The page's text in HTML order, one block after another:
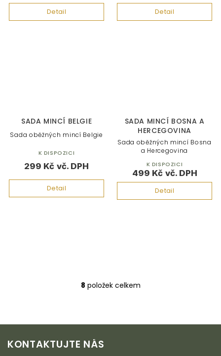
Detail Detail
SADA MINCÍ BELGIE
299 Kč
Detail
Sada oběžných mincí Belgie
K DISPOZICI
SADA MINCÍ BOSNA A
HERCEGOVINA
499 Kč
Detail
Sada oběžných mincí Bosna
a Hercegovina
K DISPOZICI
O
d
8 položek celkem
KONTAKTUJTE NÁS